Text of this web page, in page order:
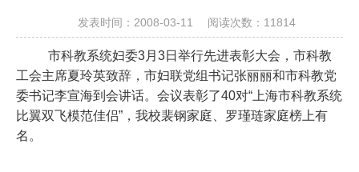
发表时间：2008-03-11 阅读次数：11814
市科教系统妇委3月 3日 举行先进表彰大会，市科教
工会主席夏玲英致辞，市妇联党组书记张丽丽和市科教党
委书记李宣海到会讲话。会议表彰了40对“ 上海市科教系统
比翼双飞模范佳侣” ，我校裴钢家庭、罗瑾琏家庭榜上有
名。